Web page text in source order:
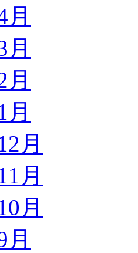
月
月
月